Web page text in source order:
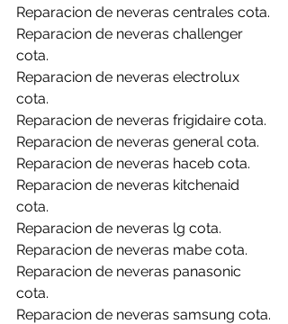
Reparacion de neveras centrales cota.
Reparacion de neveras challenger
cota.
Reparacion de neveras electrolux
cota.
Reparacion de neveras frigidaire cota.
Reparacion de neveras general cota.
Reparacion de neveras haceb cota.
Reparacion de neveras kitchenaid
cota.
Reparacion de neveras lg cota.
Reparacion de neveras mabe cota.
Reparacion de neveras panasonic
cota.
Reparacion de neveras samsung cota.